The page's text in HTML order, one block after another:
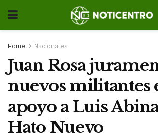
Home Nacionales
Juan Rosa
nuevos militantes
apoyo a Luis
Hato Nuevo